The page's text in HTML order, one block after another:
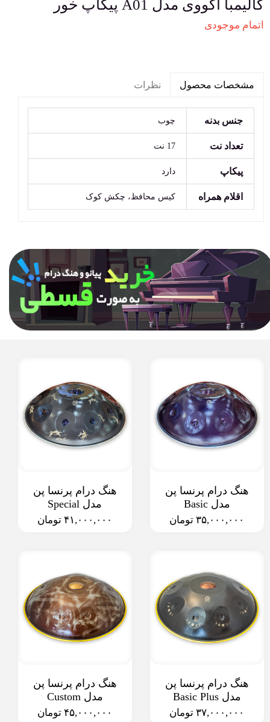
کالیمبا آکووی مدل A01 پیکاپ خور
اتمام موجودی
مشخصات محصول نظرات
جنس بدنه چوب
تعداد نت 17 نت
پیکاپ دارد
اقلام همراه کیس محافظ، چکش کوک
هنگ درام پرنسا پن
مدل Basic
۳۵,۰۰۰,۰۰۰ تومان
هنگ درام پرنسا پن
مدل Special
۴۱,۰۰۰,۰۰۰ تومان
هنگ درام پرنسا پن
مدل Basic Plus
۳۷,۰۰۰,۰۰۰ تومان
هنگ درام پرنسا پن
مدل Custom
۴۵,۰۰۰,۰۰۰ تومان